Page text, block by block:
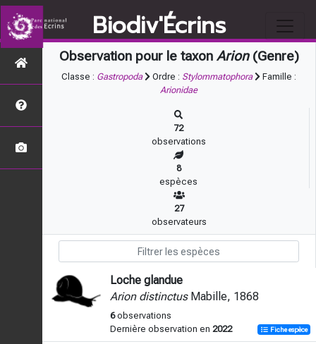
Biodiv'Écrins
Observation pour le taxon Arion(Genre)
Classe : Gastropoda Ordre : Stylommatophora
Famille :
Arionidae
72
observations
8
espèces
27
observateurs
Loche glandue
Arion distinctusMabille, 1868
6observations
Dernière observation en 2022 Fiche espèce